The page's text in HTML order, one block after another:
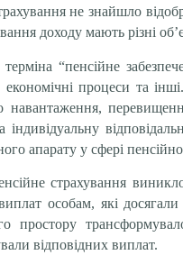
не знайшло
доходу мають різні
“пенсійне
економічні процеси та
навантаження,
апарату у сфері
страхування
особам, які
простору
відповідних виплат.